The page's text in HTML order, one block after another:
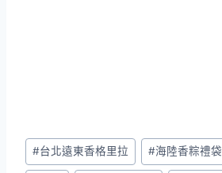
Post
Tags:
#台北遠東香格里拉 #海陸香粽禮袋